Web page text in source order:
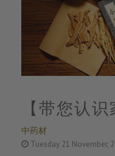
中药材
【带您认
药材 8种对
Tuesday 21 November,